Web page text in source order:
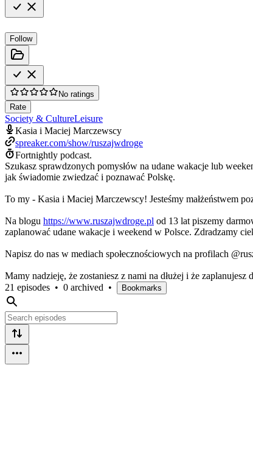
Follow
No ratings
Rate
Society & CultureLeisure
Kasia i Maciej Marczewscy
spreaker.com/show/ruszajwdroge
Fortnightly podcast.
Szukasz sprawdzonych pomysłów na udane wakacje lub
jak świadomie zwiedzać i poznawać Polskę.
To my - Kasia i Maciej Marczewscy! Jesteśmy małżeństwem
Na blogu https://www.ruszajwdroge.pl od 13 lat piszemy
zaplanować udane wakacje i weekend w Polsce. Zdradzamy
Napisz do nas w mediach społecznościowych na profilach
Mamy nadzieję, że zostaniesz z nami na dłużej i że
21 episodes • 0 archived • Bookmarks